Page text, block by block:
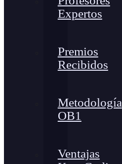
Expertos
Premios
Recibidos
Metodología
OB1
Ventajas